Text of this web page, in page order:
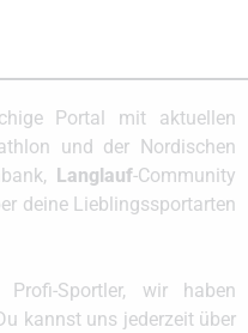
Portal mit aktuellen
und der Nordischen
Langlauf-Community
deine Lieblingssportarten
Profi-Sportler, wir haben
kannst uns jederzeit über